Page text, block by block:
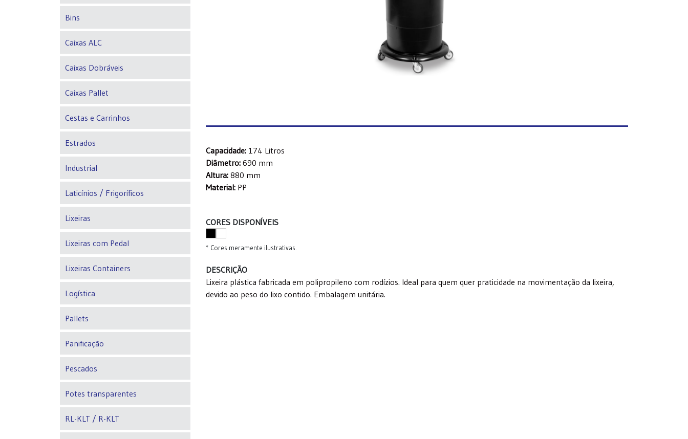
Bins
Caixas ALC
Caixas Dobráveis
Caixas Pallet
Cestas e Carrinhos
Estrados
Industrial
Laticínios / Frigoríficos
Lixeiras
Lixeiras com Pedal
Lixeiras Containers
Logística
Pallets
Panificação
Pescados
Potes transparentes
RL-KLT / R-KLT
Capacidade: 174 Litros
Diâmetro: 690 mm
Altura: 880 mm
Material: PP
CORES DISPONÍVEIS
* Cores meramente ilustrativas.
DESCRIÇÃO
Lixeira plástica fabricada em polipropileno com rodízios. Ideal para quem quer praticidade na movimentação da lixeira,
devido ao peso do lixo contido. Embalagem unitária.